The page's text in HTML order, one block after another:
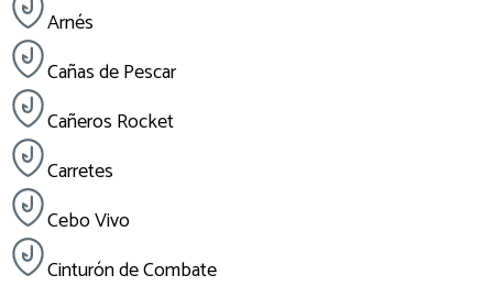
Arnés
Cañas de Pescar
Cañeros Rocket
Carretes
Cebo Vivo
Cinturón de Combate